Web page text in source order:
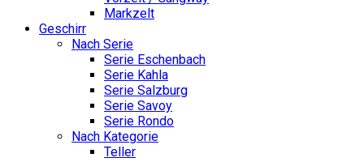
Markzelt
Geschirr
Nach Serie
Serie Eschenbach
Serie Kahla
Serie Salzburg
Serie Savoy
Serie Rondo
Nach Kategorie
Teller